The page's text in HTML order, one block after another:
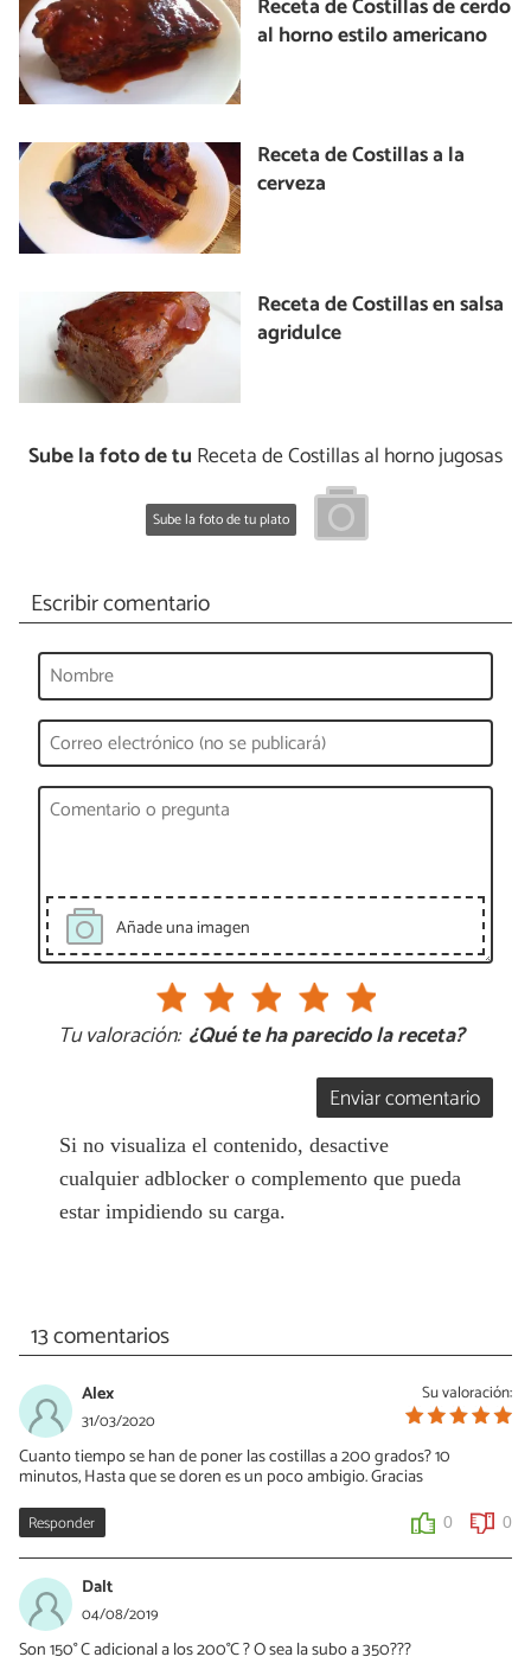
Receta de Costillas de cerdo
al horno estilo americano
Receta de Costillas a la
cerveza
Receta de Costillas en salsa
agridulce
Sube la foto de tu Receta de Costillas al horno jugosas
Sube la foto de tu plato
Escribir comentario
Añade una imagen
Tu valoración: ¿Qué te ha parecido la receta?
Enviar comentario
Si no visualiza el contenido, desactive
cualquier adblocker o complemento que pueda
estar impidiendo su carga.
13 comentarios
Su valoración:
Alex
31/03/2020
Cuanto tiempo se han de poner las costillas a 200 grados? 10
minutos, Hasta que se doren es un poco ambigio. Gracias
Responder 0 0
Dalt
04/08/2019
Son 150° C adicional a los 200°C ? O sea la subo a 350???